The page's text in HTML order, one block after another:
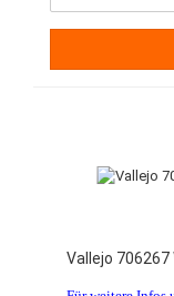
Vallejo 706267